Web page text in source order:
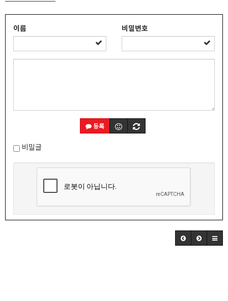
이름 비밀번호
등록
비밀글